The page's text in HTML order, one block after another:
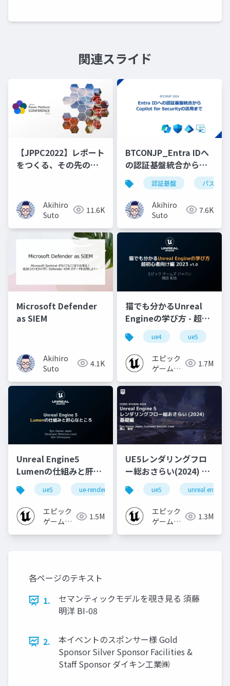
関連スライド
【JPPC2022】レポート
をつくる、その先の運
洋
Akihiro
Suto
11.6K
BTCONJP_Entra IDへ
の認証基盤統合から
Copilot for Security
の活用まで
認証基盤 パスワー
Akihiro
Suto
7.6K
Microsoft Defender
as SIEM
Akihiro
Suto
4.1K
猫でも分かるUnreal
Engineの学び方 - 超初
心者向け編 - 2023 v1.0
ue4 ue5
エピック
ゲームズ
1.7M
Unreal Engine5
Lumenの仕組みと肝心
なところ
ue5 ue-rendering ue-lumen
エピック
ゲームズ
1.5M
UE5レンダリングフロ
ー総おさらい(2024) 基
礎編！
[CEDEC+KYUSHU
2024]
ue5 unreal engine
エピック
ゲームズ
1.3M
各ページのテキスト
1.
セマンティックモデルを覗き見る 須藤
明洋 BI-08
2.
本イベントのスポンサー様 Gold
Sponsor Silver Sponsor Facilities &
Staff Sponsor ダイキン工業㈱